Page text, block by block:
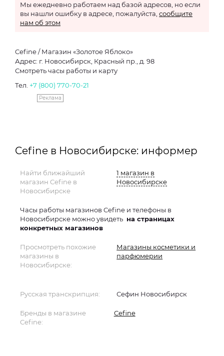
Мы ежедневно работаем над базой адресов, но если
вы нашли ошибку в адресе, пожалуйста, сообщите
нам об этом
Cefine / Магазин «Золотое Яблоко»
Адрес: г. Новосибирск, Красный пр., д. 98
Смотреть часы работы и карту
Тел. +7 (800) 770-70-21
Реклама
Cefine в Новосибирске: информер
Найти ближайший
магазин Cefine в
Новосибирске
1 магазин в
Новосибирске
Часы работы магазинов Cefine и телефоны в
Новосибирске можно увидеть на страницах
конкретных магазинов
Просмотреть похожие
магазины в
Новосибирске:
Магазины косметики и
парфюмерии
Русская транскрипция: Сефин Новосибирск
Бренды в магазине
Cefine:
Cefine